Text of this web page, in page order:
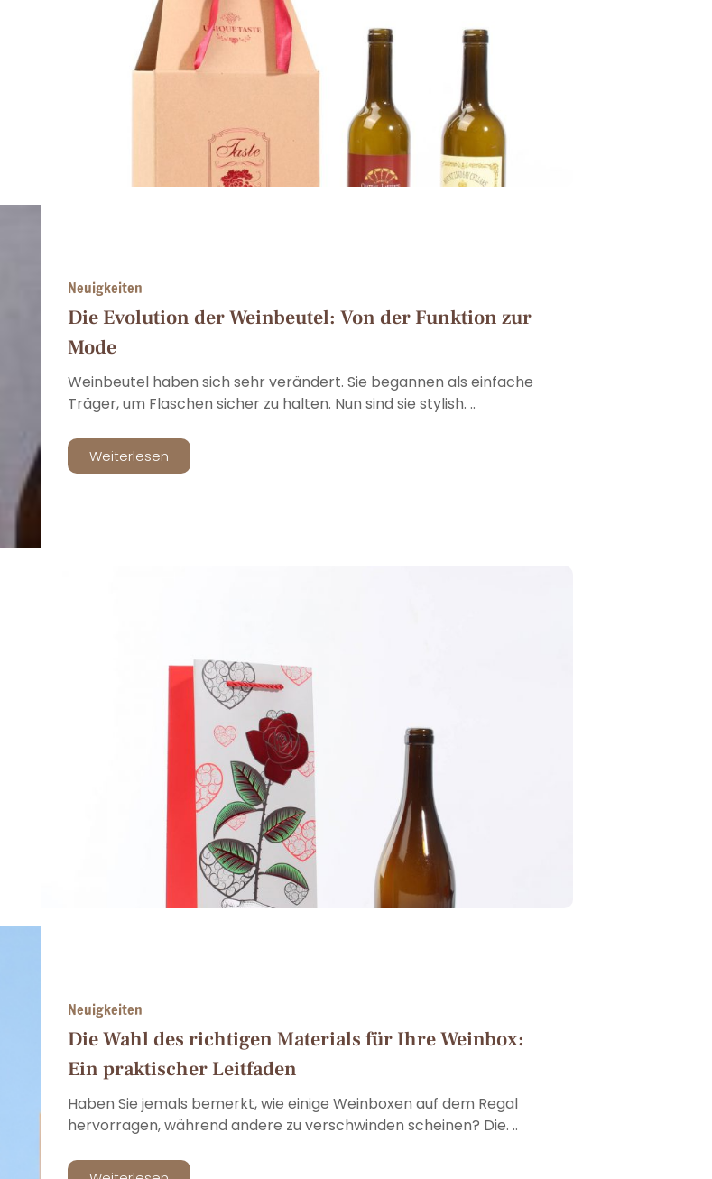
Neuigkeiten
Die Evolution der Weinbeutel: Von der Funktion zur
Mode
Weinbeutel haben sich sehr verändert. Sie begannen als einfache
Träger, um Flaschen sicher zu halten. Nun sind sie stylish. ..
Weiterlesen
Neuigkeiten
Die Wahl des richtigen Materials für Ihre Weinbox:
Ein praktischer Leitfaden
Haben Sie jemals bemerkt, wie einige Weinboxen auf dem Regal
hervorragen, während andere zu verschwinden scheinen? Die. ..